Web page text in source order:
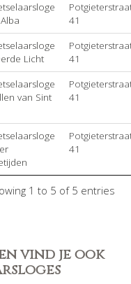
41
Licht
41
van Sint
41
41
1 to 5 of 5 entries
vind je ook